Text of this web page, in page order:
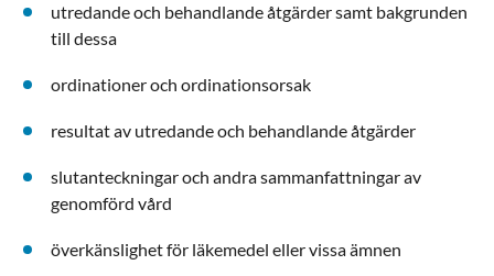
utredande och behandlande åtgärder samt bakgrunden
till dessa
ordinationer och ordinationsorsak
resultat av utredande och behandlande åtgärder
slutanteckningar och andra sammanfattningar av
genomförd vård
överkänslighet för läkemedel eller vissa ämnen